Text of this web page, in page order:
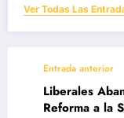
Ver Todas Las
Entrada anterior
Liberales
Reforma a la